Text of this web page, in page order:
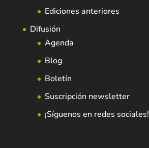
Ediciones anteriores
Difusión
Agenda
Blog
Boletín
Suscripción newsletter
¡Síguenos en redes sociales!